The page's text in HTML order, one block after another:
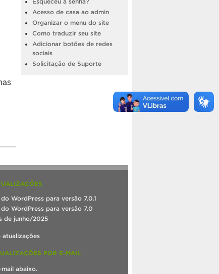
Acesso de casa ao admin
Organizar o menu do site
Como traduzir seu site
Adicionar botões de redes
sociais
Solicitação de Suporte
WordPress para versão 7.0.1
WordPress para versão 7.0
de junho/2025
atualizações
POR E-MAIL
abaixo.